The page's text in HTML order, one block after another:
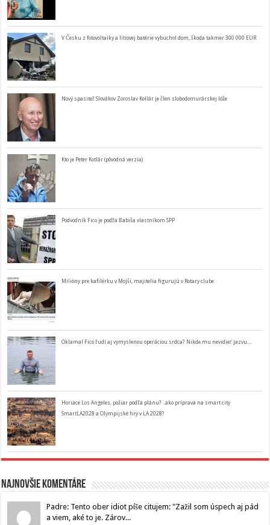
V Česku z fotovoltaiky a lítiovej batérie vybuchol dom, škoda takmer 300 000 EUR
Nový spasiteľ Slovákov Zoroslav Kollár je člen slobodomurárskej lóže
Kto je Peter Kotlár (pôvodná verzia)
Podvodník Fico je podľa Babiša vlastníkom SPP
Milióny pre kafilérku v Mojši, majitelia figurujú v Rotary clube
Oklamal Fico ľudí aj vymyslenou operáciou srdca? Nikde mu nevidieť jazvu…
Horiace Los Angeles, požiar podľa plánu? ..ako príprava na smart city
SmartLA2028 a Olympijské hry v LA 2028?
Najnovšie komentáre
Padre: Tento ober idiot píše citujem: "Zažil som úspech aj pád
a viem, aké to je. Zárov...